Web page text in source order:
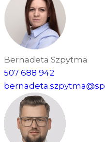
Bernadeta Szpytma
507 688 942